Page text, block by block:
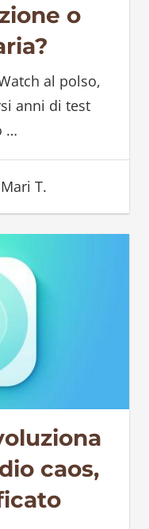
o
al polso,
anni di test
…
Mari T.
caos,